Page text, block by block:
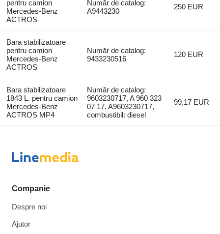
pentru camion
Mercedes-Benz
ACTROS
Număr de catalog:
A9443230
250 EUR
Bara stabilizatoare
pentru camion
Mercedes-Benz
ACTROS
Număr de catalog:
9433230516
120 EUR
Bara stabilizatoare
1843 L. pentru camion
Mercedes-Benz
ACTROS MP4
Număr de catalog:
9603230717, A 960 323
07 17, A9603230717,
combustibil: diesel
99,17 EUR
Companie
Despre noi
Ajutor